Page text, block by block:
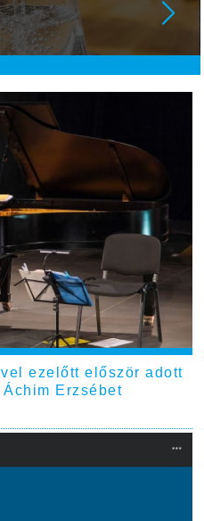
ezelőtt először adott
Erzsébet